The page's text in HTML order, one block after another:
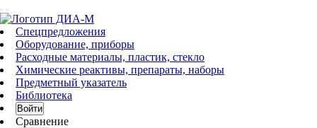
Спецпредложения
Оборудование, приборы
Расходные материалы, пластик, стекло
Химические реактивы, препараты, наборы
Предметный указатель
Библиотека
Войти
Сравнение